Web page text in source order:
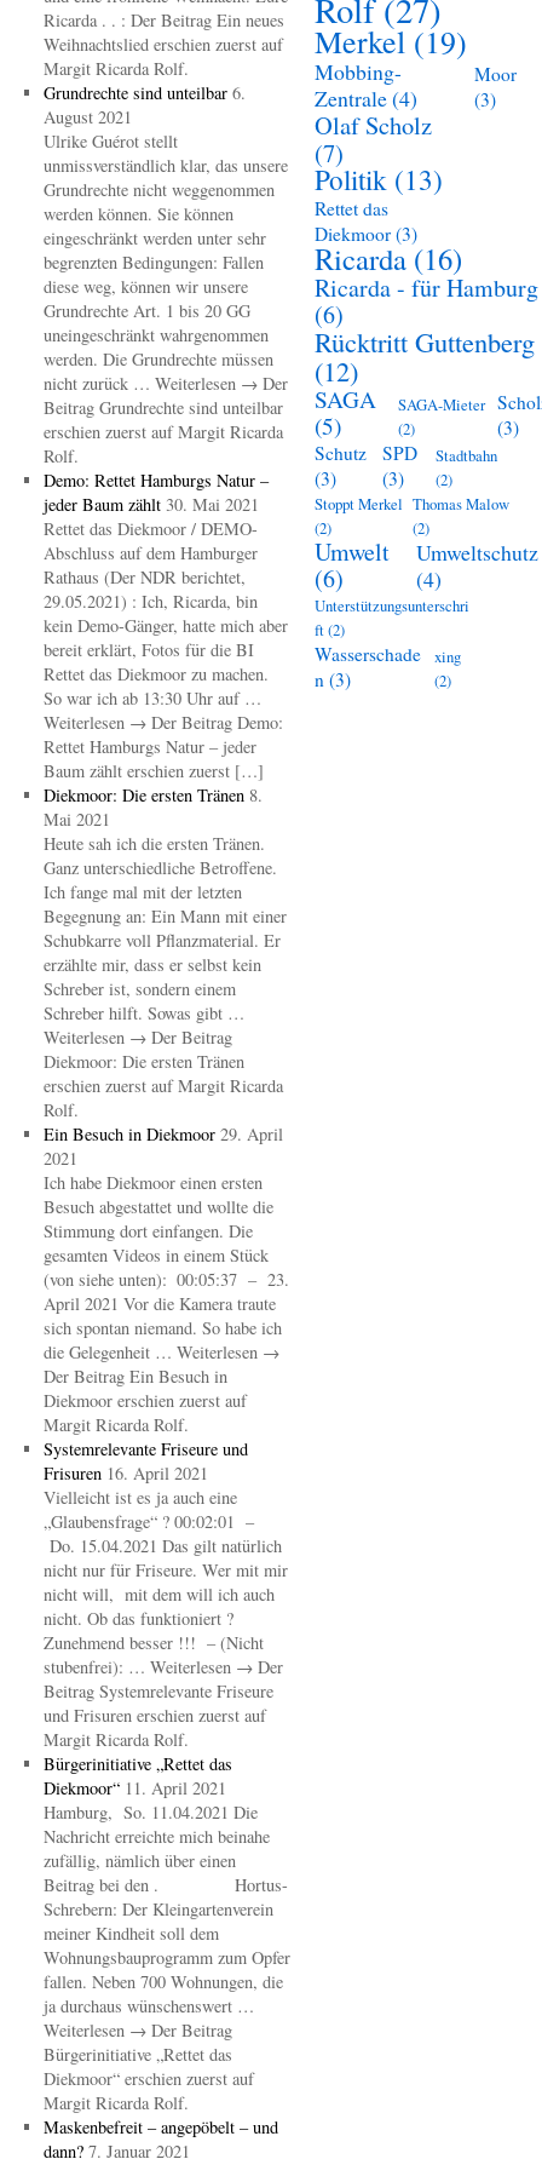
Ricarda . . : Der Beitrag Ein neues
Weihnachtslied erschien zuerst auf
Margit Ricarda Rolf.
Grundrechte sind unteilbar 6.
August 2021
Ulrike Guérot stellt
unmissverständlich klar, das unsere
Grundrechte nicht weggenommen
werden können. Sie können
eingeschränkt werden unter sehr
begrenzten Bedingungen: Fallen
diese weg, können wir unsere
Grundrechte Art. 1 bis 20 GG
uneingeschränkt wahrgenommen
werden. Die Grundrechte müssen
nicht zurück … Weiterlesen → Der
Beitrag Grundrechte sind unteilbar
erschien zuerst auf Margit Ricarda
Rolf.
Demo: Rettet Hamburgs Natur –
jeder Baum zählt 30. Mai 2021
Rettet das Diekmoor / DEMO-
Abschluss auf dem Hamburger
Rathaus (Der NDR berichtet,
29.05.2021) : Ich, Ricarda, bin
kein Demo-Gänger, hatte mich aber
bereit erklärt, Fotos für die BI
Rettet das Diekmoor zu machen.
So war ich ab 13:30 Uhr auf …
Weiterlesen → Der Beitrag Demo:
Rettet Hamburgs Natur – jeder
Baum zählt erschien zuerst […]
Diekmoor: Die ersten Tränen 8.
Mai 2021
Heute sah ich die ersten Tränen.
Ganz unterschiedliche Betroffene.
Ich fange mal mit der letzten
Begegnung an: Ein Mann mit einer
Schubkarre voll Pflanzmaterial. Er
erzählte mir, dass er selbst kein
Schreber ist, sondern einem
Schreber hilft. Sowas gibt …
Weiterlesen → Der Beitrag
Diekmoor: Die ersten Tränen
erschien zuerst auf Margit Ricarda
Rolf.
Ein Besuch in Diekmoor 29. April
2021
Ich habe Diekmoor einen ersten
Besuch abgestattet und wollte die
Stimmung dort einfangen. Die
gesamten Videos in einem Stück
(von siehe unten): 00:05:37 – 23.
April 2021 Vor die Kamera traute
sich spontan niemand. So habe ich
die Gelegenheit … Weiterlesen →
Der Beitrag Ein Besuch in
Diekmoor erschien zuerst auf
Margit Ricarda Rolf.
Systemrelevante Friseure und
Frisuren 16. April 2021
Vielleicht ist es ja auch eine
„Glaubensfrage“ ? 00:02:01 –
Do. 15.04.2021 Das gilt natürlich
nicht nur für Friseure. Wer mit mir
nicht will, mit dem will ich auch
nicht. Ob das funktioniert ?
Zunehmend besser !!! – (Nicht
stubenfrei): … Weiterlesen → Der
Beitrag Systemrelevante Friseure
und Frisuren erschien zuerst auf
Margit Ricarda Rolf.
Bürgerinitiative „Rettet das
Diekmoor“ 11. April 2021
Hamburg, So. 11.04.2021 Die
Nachricht erreichte mich beinahe
zufällig, nämlich über einen
Beitrag bei den . Hortus-
Schrebern: Der Kleingartenverein
meiner Kindheit soll dem
Wohnungsbauprogramm zum Opfer
fallen. Neben 700 Wohnungen, die
ja durchaus wünschenswert …
Weiterlesen → Der Beitrag
Bürgerinitiative „Rettet das
Diekmoor“ erschien zuerst auf
Margit Ricarda Rolf.
Maskenbefreit – angepöbelt – und
dann? 7. Januar 2021
Rolf(27)
Merkel (19)
Mobbing-
Zentrale(4)
Moor
(3)
Olaf Scholz
(7)
Politik (13)
Rettet das
Diekmoor (3)
Ricarda(16)
Ricarda - für Hamburg
(6)
Rücktritt Guttenberg
(12)
SAGA
(5)
SAGA-Mieter
(2)
(3)
Schutz
(3)
SPD
(3)
Stadtbahn
(2)
Stoppt Merkel
(2)
Thomas Malow
(2)
Umwelt
(6)
Umweltschutz
(4)
Unterstützungsunterschri
ft(2)
Wasserschade
n (3)
xing
(2)